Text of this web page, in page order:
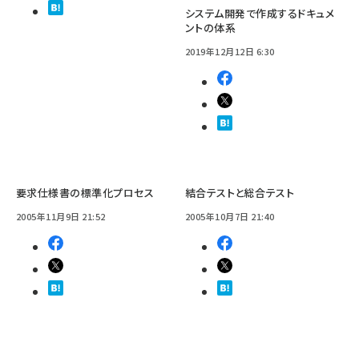
システム開発で作成するドキュメ
ントの体系
2019年12月12日 6:30
要求仕様書の標準化プロセス
2005年11月9日 21:52
結合テストと総合テスト
2005年10月7日 21:40